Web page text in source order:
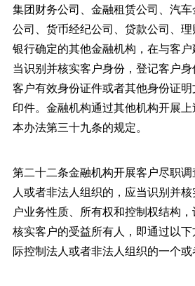
集团财务公司、金融租赁公司、汽
公司、货币经纪公司、贷款公司、
银行确定的其他金融机构，在与客
当识别并核实客户身份，登记客户
客户有效身份证件或者其他身份证
印件。金融机构通过其他机构开展
本办法第三十九条的规定。
第二十二条金融机构开展客户尽职
人或者非法人组织的，应当识别并
户业务性质、所有权和控制权结构
核实客户的受益所有人，即通过以
际控制法人或者非法人组织的一个或